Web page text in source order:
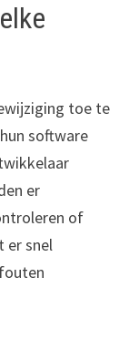
toe te
software
er
of
er snel